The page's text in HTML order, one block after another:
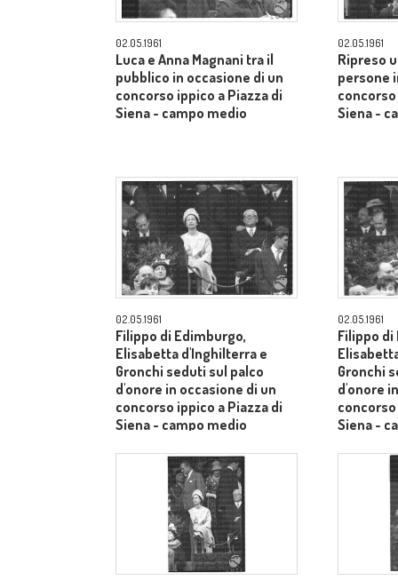
02.05.1961
Luca e Anna Magnani tra il
pubblico in occasione di un
concorso ippico a Piazza di
Siena - campo medio
02.05.1961
Ripreso
persone
Siena -
02.05.1961
Filippo di Edimburgo,
Elisabetta d'Inghilterra e
Gronchi seduti sul palco
d'onore in occasione di un
concorso ippico a Piazza di
Siena - campo medio
02.05.1961
Filippo di
Gronchi
d'onore
Siena -